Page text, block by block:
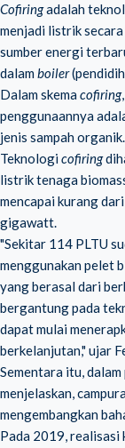
Cofiringadalah
menjadi listrik
sumber energi
dalamboiler
Dalam skemacofiring
penggunaannya
jenis sampah organik.
Teknologicofiring
listrik tenaga
mencapai kurang
gigawatt.
"Sekitar 114 PLTU
menggunakan pelet
yang berasal dari
bergantung pada
dapat mulai
berkelanjutan," ujar
Sementara itu,
menjelaskan,
mengembangkan
Pada 2019, realisasi